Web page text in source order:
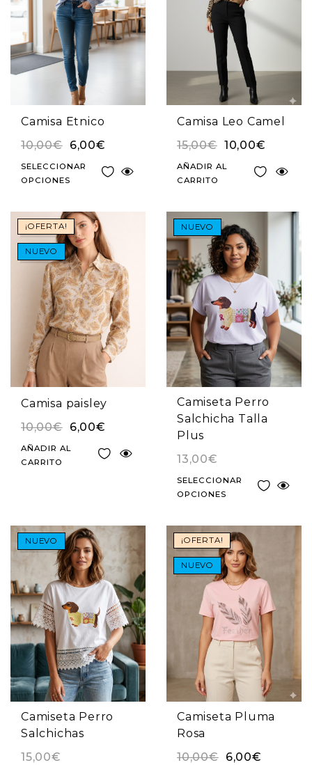
Camisa Etnico
10,00€ 6,00€
SELECCIONAR
OPCIONES
Camisa Leo Camel
15,00€ 10,00€
AÑADIR AL
CARRITO
¡OFERTA!
NUEVO
Camisa paisley
10,00€ 6,00€
AÑADIR AL
CARRITO
NUEVO
Camiseta Perro
Salchicha Talla
Plus
13,00€
SELECCIONAR
OPCIONES
NUEVO
Camiseta Perro
Salchichas
15,00€
¡OFERTA!
NUEVO
Camiseta Pluma
Rosa
10,00€ 6,00€